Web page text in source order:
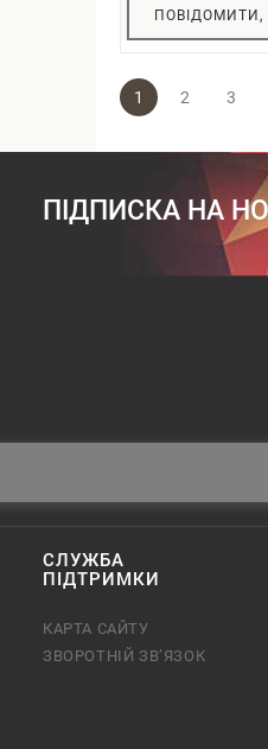
1 2 3
ПІДПИСКА НА
СЛУЖБА
ПІДТРИМКИ
КАРТА САЙТУ
ЗВОРОТНІЙ ЗВ’ЯЗОК